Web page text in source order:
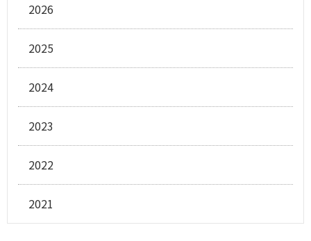
2026
2025
2024
2023
2022
2021